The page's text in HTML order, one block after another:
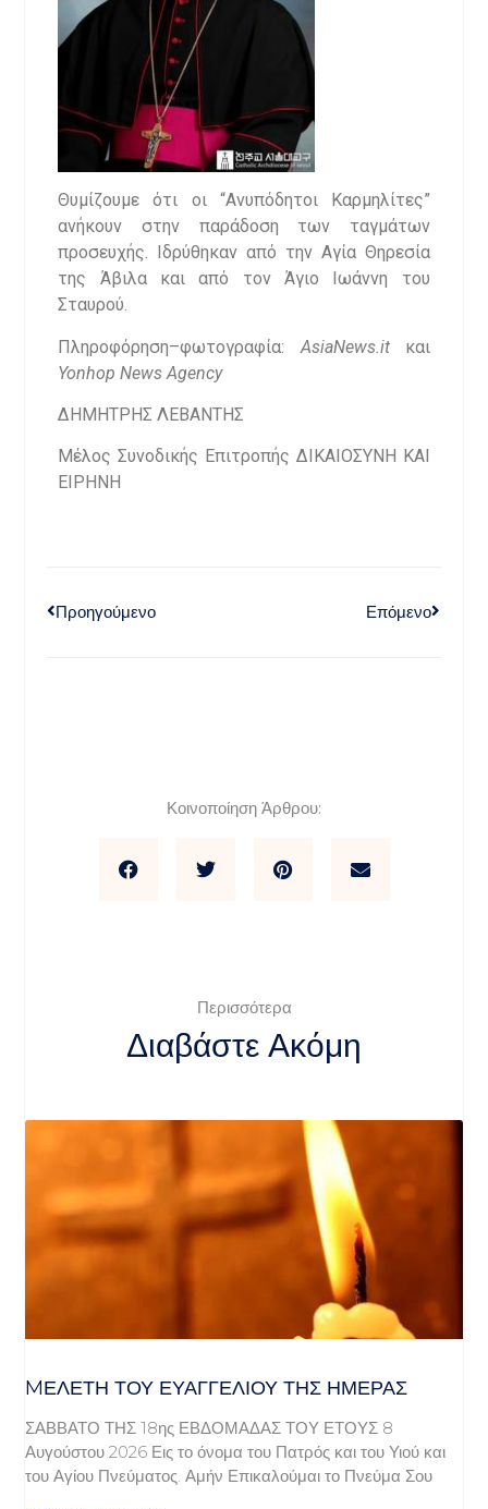
Θυμίζουμε ότι οι “Ανυπόδητοι Καρμηλίτες”
ανήκουν στην παράδοση των ταγμάτων
προσευχής. Ιδρύθηκαν από την Αγία Θηρεσία
της Άβιλα και από τον Άγιο Ιωάννη του
Σταυρού.
Πληροφόρηση–φωτογραφία: AsiaNews.itκαι
Yonhop News Agency
ΔΗΜΗΤΡΗΣ ΛΕΒΑΝΤΗΣ
Μέλος Συνοδικής Επιτροπής ΔΙΚΑΙΟΣΥΝΗ ΚΑΙ
ΕΙΡΗΝΗ
Προηγούμενο Επόμενο
Κοινοποίηση Άρθρου:
Περισσότερα
Διαβάστε Ακόμη
MΕΛΈΤΗ ΤΟΥ ΕΥΑΓΓΕΛΊΟΥ ΤΗΣ ΗΜΈΡΑΣ
ΣΑΒΒΑΤΟ ΤΗΣ 18ης ΕΒΔΟΜΑΔΑΣ ΤΟΥ ΕΤΟΥΣ 8
Αυγούστου 2026 Εις το όνομα του Πατρός και του Υιού και
του Αγίου Πνεύματος. Αμήν Επικαλούμαι το Πνεύμα Σου